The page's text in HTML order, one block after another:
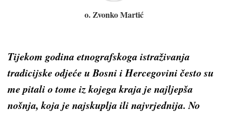
o. Zvonko Martić
Tijekom godina etnografskoga istraživanja
tradicijske odjeće u Bosni i Hercegovini često su
me pitali o tome iz kojega kraja je najljepša
nošnja, koja je najskuplja ili najvrjednija. No